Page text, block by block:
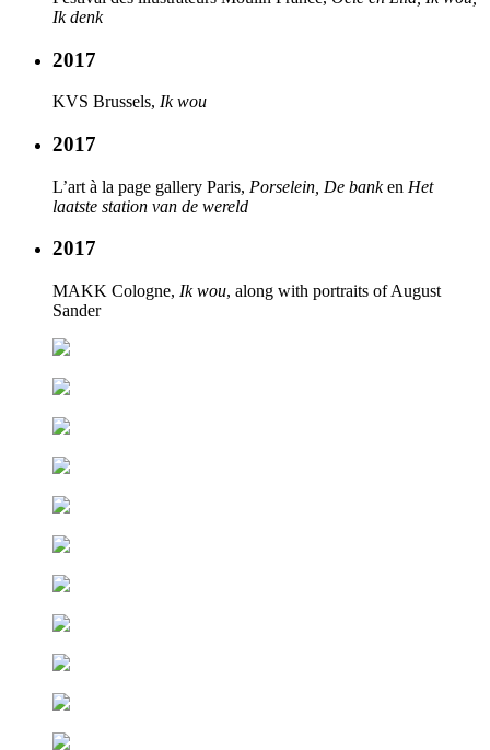
Ik denk
2017
KVS Brussels, Ik wou
2017
L’art à la page gallery Paris, Porselein, De banken Het
laatste station van de wereld
2017
MAKK Cologne, Ik wou, along with portraits of August
Sander